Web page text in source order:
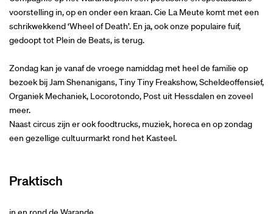
voorstelling in, op en onder een kraan. Cie La Meute komt met een
schrikwekkend ‘Wheel of Death’. En ja, ook onze populaire fuif,
gedoopt tot Plein de Beats, is terug.
Zondag kan je vanaf de vroege namiddag met heel de familie op
bezoek bij Jam Shenanigans, Tiny Tiny Freakshow, Scheldeoffensief,
Organiek Mechaniek, Locorotondo, Post uit Hessdalen en zoveel
meer.
Naast circus zijn er ook foodtrucks, muziek, horeca en op zondag
een gezellige cultuurmarkt rond het Kasteel.
Praktisch